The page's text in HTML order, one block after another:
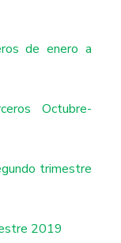
de enero a
Octubre-
trimestre
2019